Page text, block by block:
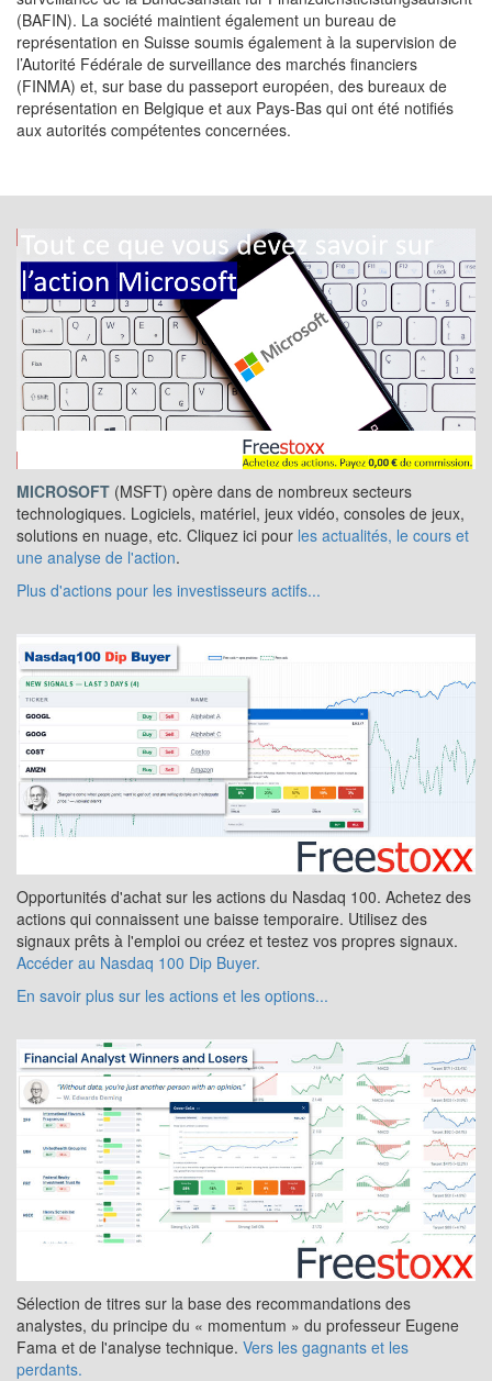
(BAFIN). La société maintient également un bureau de
représentation en Suisse soumis également à la supervision de
l’Autorité Fédérale de surveillance des marchés financiers
(FINMA) et, sur base du passeport européen, des bureaux de
représentation en Belgique et aux Pays-Bas qui ont été notifiés
aux autorités compétentes concernées.
MICROSOFT (MSFT) opère dans de nombreux secteurs
technologiques. Logiciels, matériel, jeux vidéo, consoles de jeux,
solutions en nuage, etc. Cliquez ici pour les actualités, le cours et
une analyse de l'action.
Plus d'actions pour les investisseurs actifs...
Opportunités d'achat sur les actions du Nasdaq 100. Achetez des
actions qui connaissent une baisse temporaire. Utilisez des
signaux prêts à l'emploi ou créez et testez vos propres signaux.
Accéder au Nasdaq 100 Dip Buyer.
En savoir plus sur les actions et les options...
Sélection de titres sur la base des recommandations des
analystes, du principe du « momentum » du professeur Eugene
Fama et de l'analyse technique. Vers les gagnants et les
perdants.